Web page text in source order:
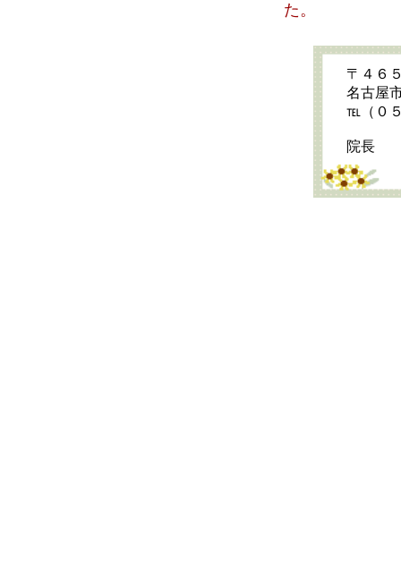
た。
〒４６
名古屋
℡（０
院長